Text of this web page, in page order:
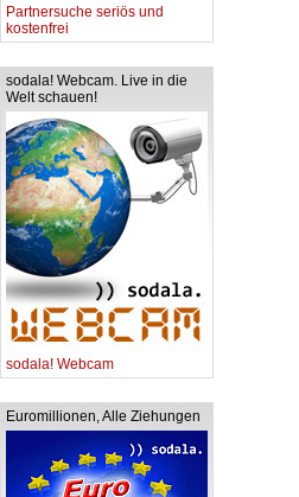
Partnersuche seriös und
kostenfrei
sodala! Webcam. Live in die
Welt schauen!
sodala! Webcam
Euromillionen, Alle Ziehungen